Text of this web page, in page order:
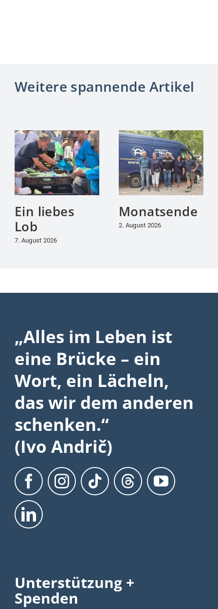
Weitere spannende Artikel
Ein liebes
Lob
7. August 2026
Monatsende
2. August 2026
„Alles im Leben ist
eine Brücke – ein
Wort, ein Lächeln,
das wir dem anderen
schenken.“
(Ivo Andrič)
Unterstützung +
Spenden